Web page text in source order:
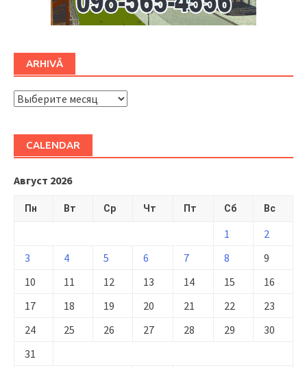
ARHIVĂ
ARHIVĂ
CALENDAR
Август 2026
Пн Вт Ср Чт Пт Сб Вс
1
2
3
4 5 6 7 8
9
10
11 12 13 14 15
16
17
18 19 20 21 22
23
24
25 26 27 28 29
30
31